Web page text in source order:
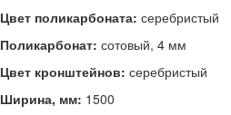
Цвет поликарбоната: серебристый
Поликарбонат: сотовый, 4 мм
Цвет кронштейнов: серебристый
Ширина, мм: 1500